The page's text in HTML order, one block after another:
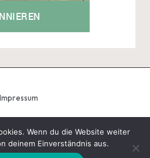
Impressum
Schindegger - Gugeli. All rights
Wenn du die Website weiter
deinem Einverständnis aus.